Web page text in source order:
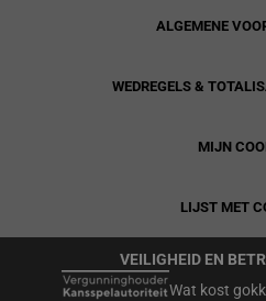
ALGEMENE
WEDREGELS &
MIJN
LIJST MET
VEILIGHEID EN
Wat kost